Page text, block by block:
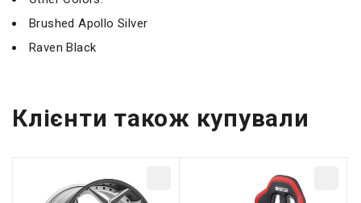
Brushed Apollo Silver
Raven Black
Клієнти також купували